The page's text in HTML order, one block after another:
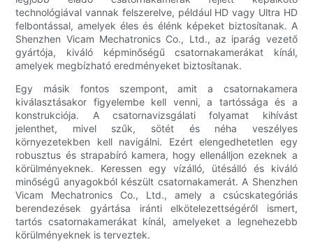
technológiával vannak felszerelve, például HD vagy Ultra HD
felbontással, amelyek éles és élénk képeket biztosítanak. A
Shenzhen Vicam Mechatronics Co., Ltd., az iparág vezető
gyártója, kiváló képminőségű csatornakamerákat kínál,
amelyek megbízható eredményeket biztosítanak.
Egy másik fontos szempont, amit a csatornakamera
kiválasztásakor figyelembe kell venni, a tartóssága és a
konstrukciója. A csatornavizsgálati folyamat kihívást
jelenthet, mivel szűk, sötét és néha veszélyes
környezetekben kell navigálni. Ezért elengedhetetlen egy
robusztus és strapabíró kamera, hogy ellenálljon ezeknek a
körülményeknek. Keressen egy vízálló, ütésálló és kiváló
minőségű anyagokból készült csatornakamerát. A Shenzhen
Vicam Mechatronics Co., Ltd., amely a csúcskategóriás
berendezések gyártása iránti elkötelezettségéről ismert,
tartós csatornakamerákat kínál, amelyeket a legnehezebb
körülményeknek is terveztek.